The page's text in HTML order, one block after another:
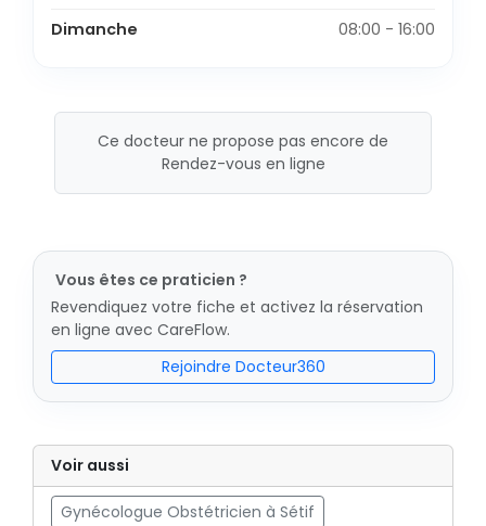
Dimanche
08:00 - 16:00
Ce docteur ne propose pas encore de
Rendez-vous en ligne
Vous êtes ce praticien ?
Revendiquez votre fiche et activez la réservation
en ligne avec CareFlow.
Rejoindre Docteur360
Voir aussi
Gynécologue Obstétricien à Sétif